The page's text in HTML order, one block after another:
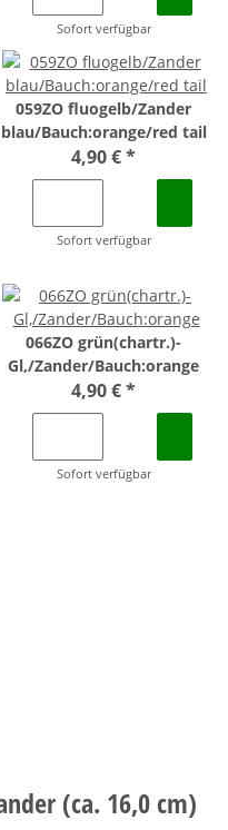
Sofort verfügbar
059ZO fluogelb/Zander
blau/Bauch:orange/red tail
4,90 €*
Sofort verfügbar
066ZO grün(chartr.)-
Gl,/Zander/Bauch:orange
4,90 €*
Sofort verfügbar
(ca. 16,0 cm)